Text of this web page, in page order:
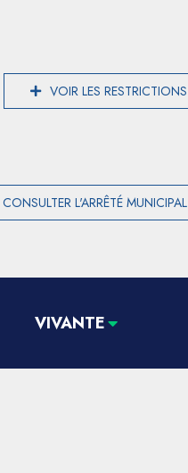
VOIR LES RESTRICTIONS
CONSULTER L'ARRÊTÉ MUNICIPAL
VIVANTE